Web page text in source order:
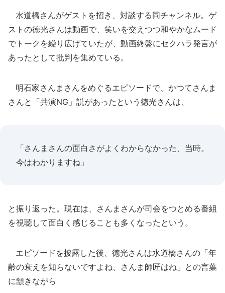
水道橋さんがゲストを招き、対談する同チャンネル。ゲ
ストの徳光さんは動画で、笑いを交えつつ和やかなムード
でトークを繰り広げていたが、動画終盤にセクハラ発言が
あったとして批判を集めている。
明石家さんまさんをめぐるエピソードで、かつてさんま
さんと「共演NG」説があったという徳光さんは、
「さんまさんの面白さがよくわからなかった、当時。
今はわかりますね」
と振り返った。現在は、さんまさんが司会をつとめる番組
を視聴して面白く感じることも多くなったという。
エピソードを披露した後、徳光さんは水道橋さんの「年
齢の衰えを知らないですよね、さんま師匠はね」との言葉
に頷きながら